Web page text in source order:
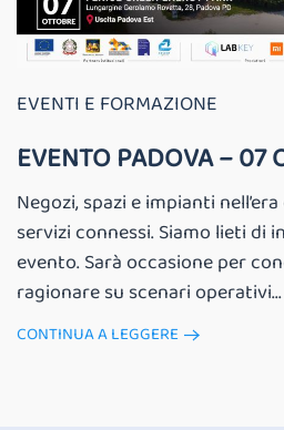
EVENTI E FORMAZIONE
EVENTO PADOVA – 07
Negozi, spazi e impianti
servizi connessi. Siamo lieti di
evento. Sarà occasione per
ragionare su scenari operativi...
CONTINUA A LEGGERE